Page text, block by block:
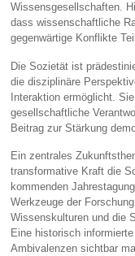
Wissensgesellschaften.
dass wissenschaftliche
gegenwärtige Konflikte
Die Sozietät ist
die disziplinäre
Interaktion ermöglicht.
gesellschaftliche
Beitrag zur Stärkung
Ein zentrales
transformative Kraft die
kommenden
Werkzeuge der
Wissenskulturen und die
Eine historisch
Ambivalenzen sichtbar